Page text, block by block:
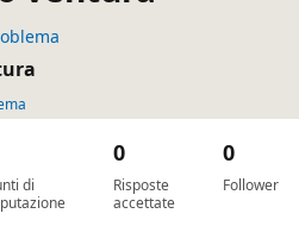
di
Risposte
accettate
0
Follower
0